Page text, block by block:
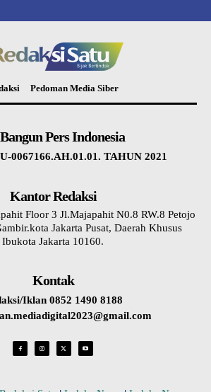
Pedoman Media Siber
Pers Indonesia
0067166.AH.01.01. TAHUN 2021
Kantor Redaksi
Floor 3 Jl.Majapahit N0.8 RW.8 Petojo
Jakarta Pusat, Daerah Khusus
Ibukota Jakarta 10160.
Kontak
Iklan 0852 1490 8188